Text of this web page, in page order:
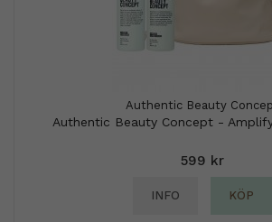
Authentic Beauty
Authentic Beauty Concept -
599 kr
INFO KÖP